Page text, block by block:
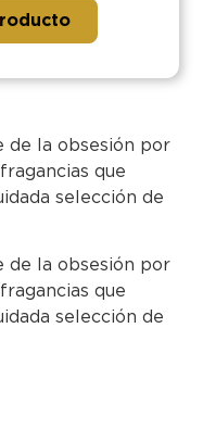
de la obsesión por
que
selección de
de la obsesión por
que
selección de